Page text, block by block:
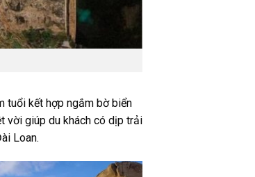
tuổi kết hợp ngắm bờ biển
vời giúp du khách có dịp trải
Loan.